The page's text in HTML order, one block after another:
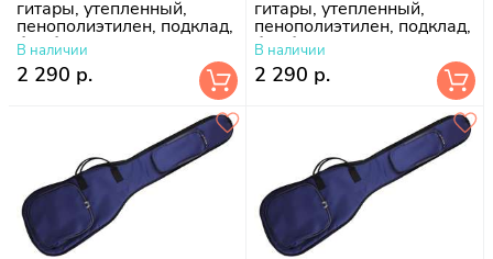
гитары, утепленный,
пенополиэтилен, подклад,
без борта
В наличии
2 290 р.
гитары, утепленный,
пенополиэтилен, подклад,
без борта
В наличии
2 290 р.